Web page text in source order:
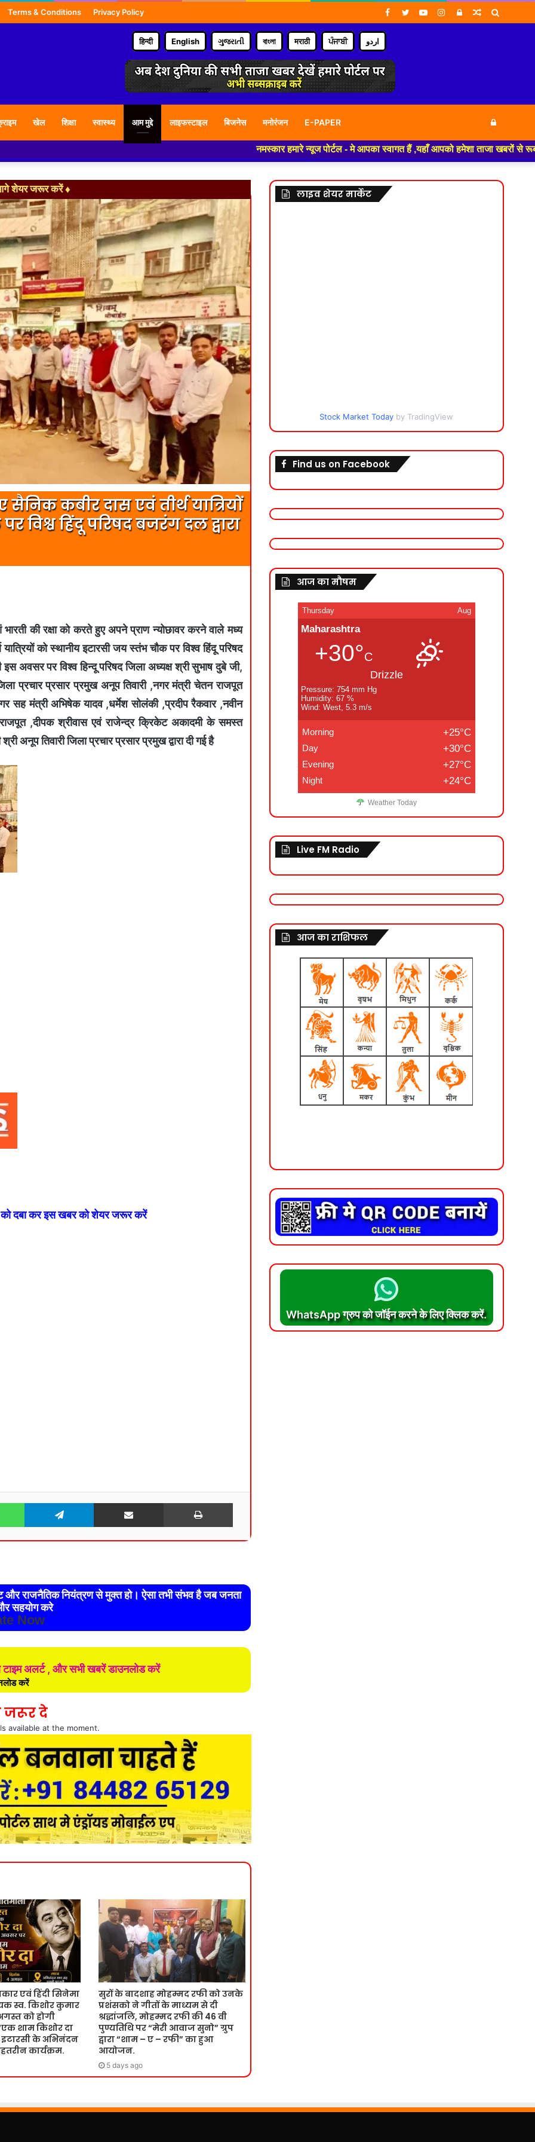
Terms & Conditions Privacy Policy Random
Log
Instagram
YouTube
Twitter
Facebook
हिन्दी English ગુજરાતી বাংলা मराठी ਪੰਜਾਬੀ اردو
खेल शिक्षा स्वास्थ्य आम मुद्दे लाइफस्टाइल बिजनेस मनोरंजन E-PAPER Log
In
नमस्कार हमारे न्यूज पोर्टल - मे आपका स्वागत हैं ,यहाँ आपको हमेशा ताजा खबरों से रूबरू
शेयर जरूर करें ♦
कबीर दास एवं तीर्थ यात्रियों
विश्व हिंदू परिषद बजरंग दल द्वारा
की रक्षा को करते हुए अपने प्राण न्योछावर करने वाले मध्य
को स्थानीय इटारसी जय स्तंभ चौक पर विश्व हिंदू परिषद
इस अवसर पर विश्व हिन्दू परिषद जिला अध्यक्ष श्री सुभाष दुबे जी,
प्रचार प्रसार प्रमुख अनूप तिवारी ,नगर मंत्री चेतन राजपूत
मंत्री अभिषेक यादव ,धर्मेश सोलंकी ,प्रदीप रैकवार ,नवीन
,दीपक श्रीवास एवं राजेन्द्र क्रिकेट अकादमी के समस्त
अनूप तिवारी जिला प्रचार प्रसार प्रमुख द्वारा दी गई है
को दबा कर इस खबर को शेयर जरूर करें
WhatsApp Telegram Share via Email Print
और राजनैतिक नियंत्रण से मुक्त हो। ऐसा तभी संभव है जब जनता
सहयोग करे
Now
टाइम अलर्ट , और सभी खबरें डाउनलोड करें
करें
जरूर दे
available at the moment.
एवं हिंदी सिनेमा
स्व. किशोर कुमार
को होगी
शाम किशोर दा
के अभिनंदन
कार्यक्रम.
सुरों के बादशाह मोहम्मद रफी को उनके
प्रशंसको ने गीतों के माध्यम से दी
श्रद्धांजलि, मोहम्मद रफी की 46 वी
पुण्यतिथि पर “मेरी आवाज सुनो” ग्रुप
द्वारा “शाम – ए – रफी” का हुआ
आयोजन.
5 days ago
लाइव शेयर मार्केट
Stock Market Today by TradingView
Find us on Facebook
आज का मौषम
Thursday Aug
Maharashtra
+30°C
Drizzle
Pressure: 754 mm Hg
Humidity: 67 %
Wind: West, 5.3 m/s
Morning +25°C
Day +30°C
Evening +27°C
Night +24°C
Weather Today
Live FM Radio
आज का राशिफल
WhatsApp ग्रुप को जॉईन करने के लिए क्लिक करें.